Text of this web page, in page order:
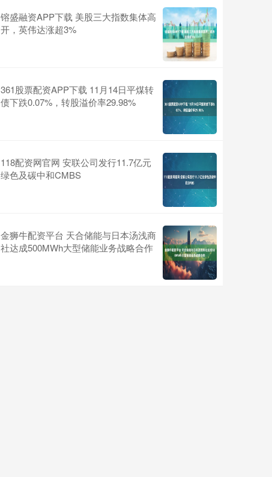
镕盛融资APP下载 美股三大指数集体高
开，英伟达涨超3%
361股票配资APP下载 11月14日平煤转
债下跌0.07%，转股溢价率29.98%
118配资网官网 安联公司发行11.7亿元
绿色及碳中和CMBS
金狮牛配资平台 天合储能与日本汤浅商
社达成500MWh大型储能业务战略合作